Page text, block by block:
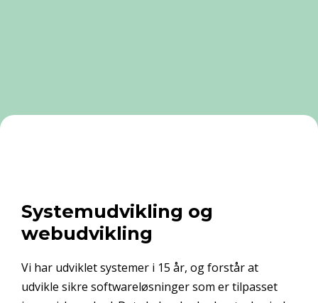
Systemudvikling og
webudvikling
Vi har udviklet systemer i 15 år, og forstår at
udvikle sikre softwareløsninger som er tilpasset